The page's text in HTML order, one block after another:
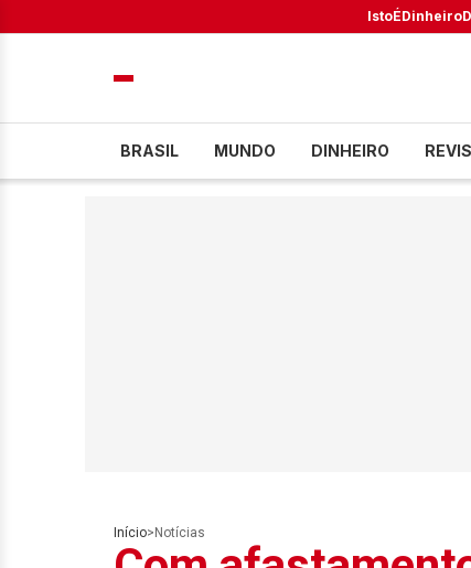
IstoÉDinheiro
BRASIL MUNDO DINHEIRO
Início> Notícias